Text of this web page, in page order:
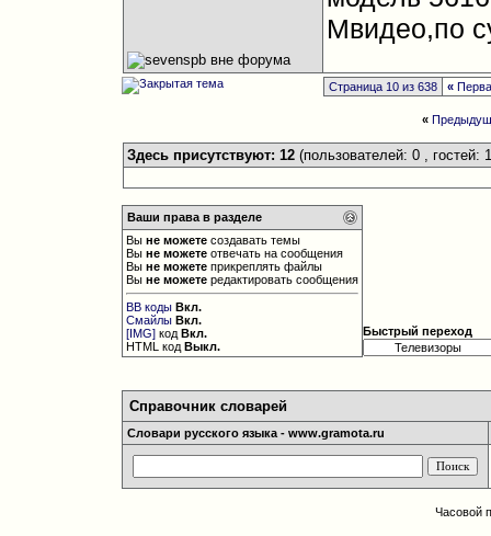
Мвидео,по
Страница 10 из 638 «
«
Здесь присутствуют: 12 (пользователей: 0 , гостей:
Ваши права в разделе
Выне можете создавать темы
Выне можете отвечать на сообщения
Выне можете прикреплять файлы
Выне можете редактировать сообщения
BB коды Вкл.
Смайлы Вкл.
[IMG] кодВкл.
HTML кодВыкл.
Быстрый переход
Справочник словарей
Словари русского языка - www.gramota.ru
Часовой